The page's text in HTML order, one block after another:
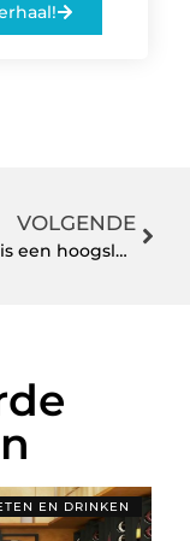
VOLGENDE
Waarom is een hoogslaper het ideale bed voor de kinderkamer?
EN DRINKEN